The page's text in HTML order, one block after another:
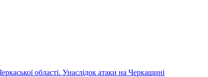
області. Унаслідок атаки на Черкащині